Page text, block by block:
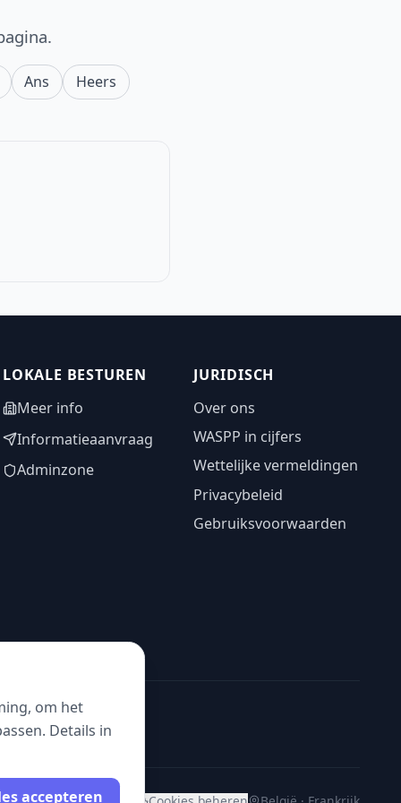
Ans Heers
LOKALE BESTUREN
Meer info
Informatieaanvraag
Adminzone
JURIDISCH
Over ons
WASPP in cijfers
Wettelijke vermeldingen
Privacybeleid
Gebruiksvoorwaarden
om het
Details in
accepteren